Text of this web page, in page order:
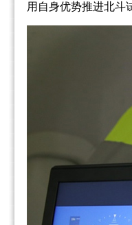
用自身优势推进北斗